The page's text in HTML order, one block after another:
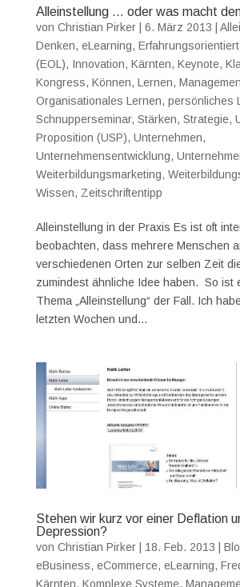
Alleinstellung … oder was macht
von Christian Pirker| 6. März 2013
Denken, eLearning,
(EOL), Innovation, Kärnten, Keynote,
Kongress, Können, Lernen,
Organisationales Lernen, persönliches
Schnupperseminar, Stärken, Strategie,
Proposition (USP), Unternehmen,
Unternehmensentwicklung,
Weiterbildungsmarketing,
Wissen, Zeitschriftentipp
Alleinstellung in der Praxis Es ist oft
beobachten, dass mehrere Menschen
verschiedenen Orten zur selben Zeit
zumindest ähnliche Idee haben. So ist
Thema „Alleinstellung“ der Fall. Ich
letzten Wochen und...
Stehen wir kurz vor einer Deflation
Depression?
von Christian Pirker| 18. Feb. 2013
eBusiness, eCommerce, eLearning,
Kärnten, Komplexe Systeme,